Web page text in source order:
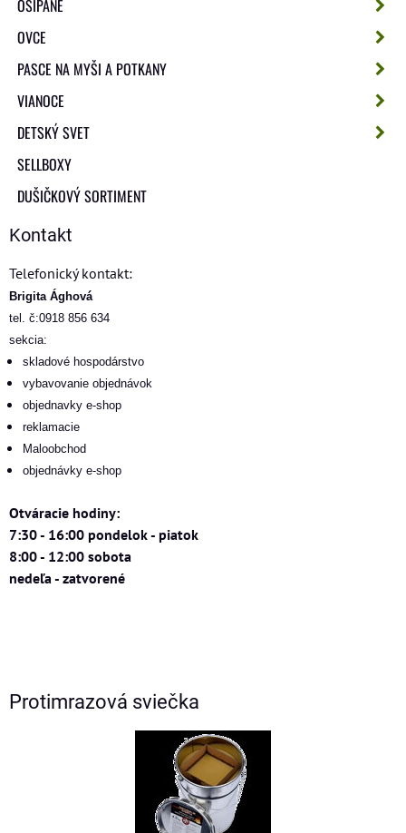
OŠÍPANÉ
OVCE
PASCE NA MYŠI A POTKANY
VIANOCE
DETSKÝ SVET
SELLBOXY
DUŠIČKOVÝ SORTIMENT
Kontakt
Telefonický kontakt:
Brigita Ághová
tel. č:0918 856 634
sekcia:
skladové hospodárstvo
vybavovanie objednávok
objednavky e-shop
reklamacie
Maloobchod
objednávky e-shop
Otváracie hodiny:
7:30 - 16:00 pondelok - piatok
8:00 - 12:00 sobota
nedeľa - zatvorené
Protimrazová sviečka